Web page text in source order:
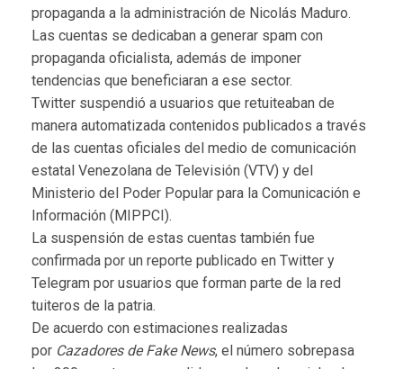
propaganda a la administración de Nicolás Maduro.
Las cuentas se dedicaban a generar spam con
propaganda oficialista, además de imponer
tendencias que beneficiaran a ese sector.
Twitter suspendió a usuarios que retuiteaban de
manera automatizada contenidos publicados a través
de las cuentas oficiales del medio de comunicación
estatal Venezolana de Televisión (VTV) y del
Ministerio del Poder Popular para la Comunicación e
Información (MIPPCI).
La suspensión de estas cuentas también fue
confirmada por un reporte publicado en Twitter y
Telegram por usuarios que forman parte de la red
tuiteros de la patria.
De acuerdo con estimaciones realizadas
por Cazadores de Fake News, el número sobrepasa